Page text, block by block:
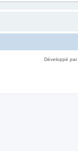
Développé par